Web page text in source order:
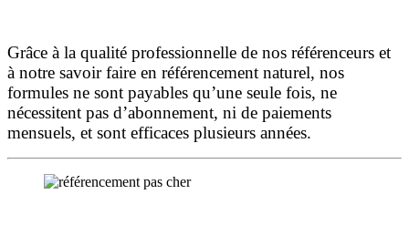
Grâce à la qualité professionnelle de nos référenceurs et
à notre savoir faire en référencement naturel, nos
formules ne sont payables qu’une seule fois, ne
nécessitent pas d’abonnement, ni de paiements
mensuels, et sont efficaces plusieurs années.